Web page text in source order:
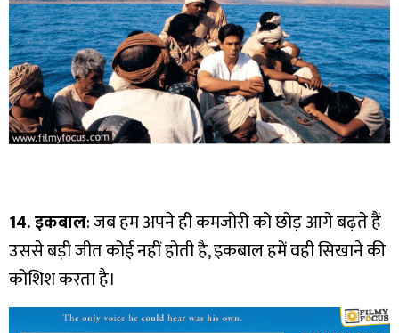
14. इकबाल: जब हम अपने ही कमजोरी को छोड़ आगे बढ़ते हैं
उससे बड़ी जीत कोई नहीं होती है, इकबाल हमें वही सिखाने की
कोशिश करता है।